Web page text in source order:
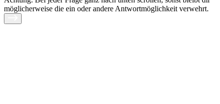
möglicherweise die ein oder andere Antwortmöglichkeit verwehrt.